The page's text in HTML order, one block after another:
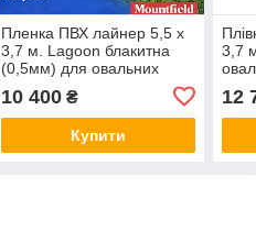
Пленка ПВХ лайнер 5,5 х
3,7 м. Lagoon блакитна
(0,5мм) для овальних
Atlantic Pools
10 400₴
Купити
3,7
12